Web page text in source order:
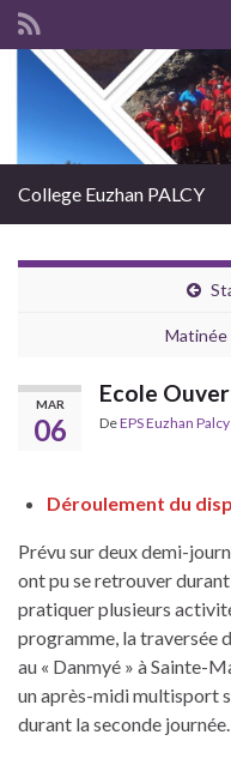
Search for:
College Euzhan PALCY
Matinée
MAR
06
Ecole
DeEPS Euzhan Palcy
Déroulement du
Prévu sur deux demi-
ont pu se retrouver
pratiquer plusieurs
programme, la traversée
au « Danmyé » à Sainte-
un après-midi multisport
durant la seconde journée.